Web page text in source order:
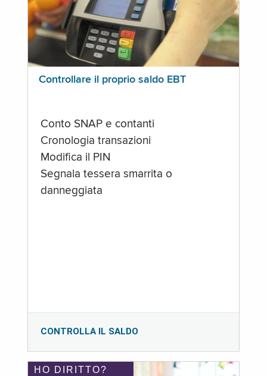
Controllare il proprio saldo EBT
Conto SNAP e contanti
Cronologia transazioni
Modifica il PIN
Segnala tessera smarrita o
danneggiata
CONTROLLA IL SALDO
HO DIRITTO?